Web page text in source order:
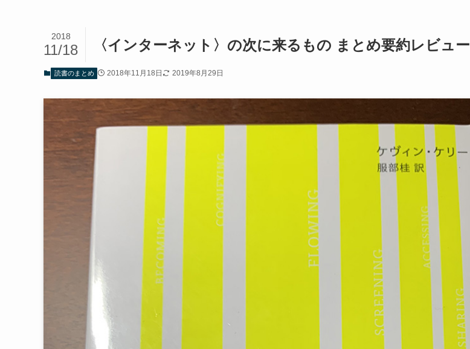
〈インターネット〉の次に来るもの まとめ要約レビュー
2018
11/18
読書のまとめ 2018年11月18日 2019年8月29日